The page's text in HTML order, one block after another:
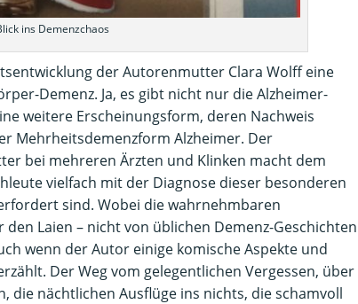
ins Demenzchaos
der Autorenmutter Clara Wolff eine
Demenz. Ja, es gibt nicht nur die Alzheimer-
weitere Erscheinungsform, deren Nachweis
Mehrheitsdemenzform Alzheimer. Der
bei mehreren Ärzten und Klinken macht dem
vielfach mit der Diagnose dieser besonderen
sind. Wobei die wahrnehmbaren
Laien – nicht von üblichen Demenz-Geschichten
wenn der Autor einige komische Aspekte und
Der Weg vom gelegentlichen Vergessen, über
die nächtlichen Ausflüge ins nichts, die schamvoll